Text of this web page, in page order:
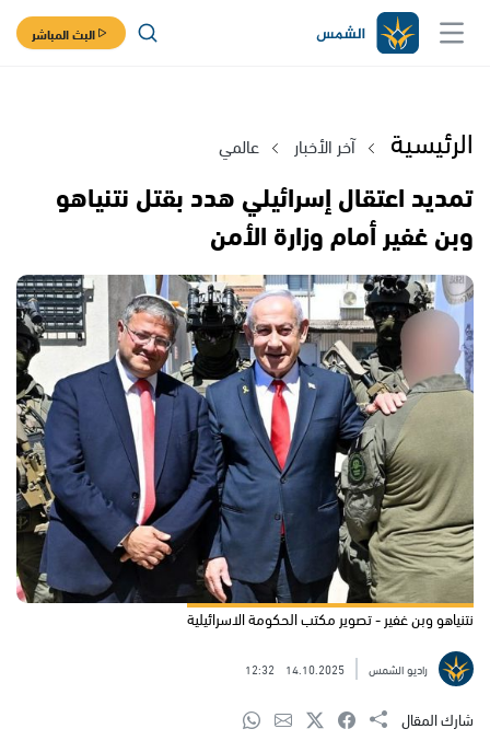
البث المباشر
الرئيسية آخر الأخبار عالمي
تمديد اعتقال إسرائيلي هدد بقتل نتنياهو
وبن غفير أمام وزارة الأمن
نتنياهو وبن غفير - تصوير مكتب الحكومة الاسرائيلية
راديو الشمس 14.10.2025
12:32
شارك المقال